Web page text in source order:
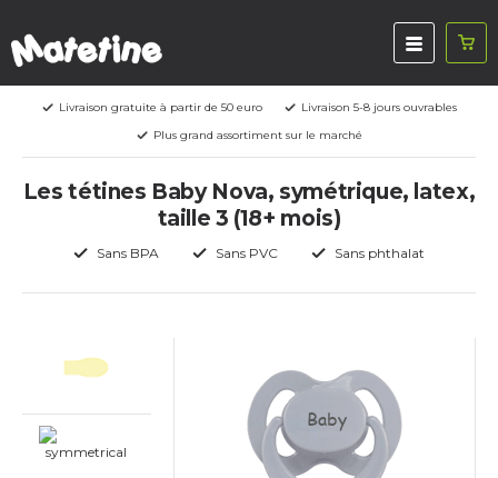
Livraison gratuite à partir de 50 euro
Livraison 5-8 jours ouvrables
Plus grand assortiment sur le marché
Les tétines Baby Nova, symétrique, latex,
taille 3 (18+ mois)
Sans BPA Sans PVC Sans phthalat
Baby